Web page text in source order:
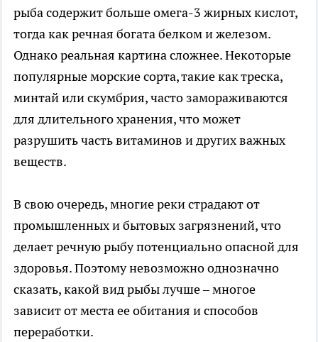
рыба содержит больше омега-3 жирных кислот,
тогда как речная богата белком и железом.
Однако реальная картина сложнее. Некоторые
популярные морские сорта, такие как треска,
минтай или скумбрия, часто замораживаются
для длительного хранения, что может
разрушить часть витаминов и других важных
веществ.
В свою очередь, многие реки страдают от
промышленных и бытовых загрязнений, что
делает речную рыбу потенциально опасной для
здоровья. Поэтому невозможно однозначно
сказать, какой вид рыбы лучше – многое
зависит от места ее обитания и способов
переработки.